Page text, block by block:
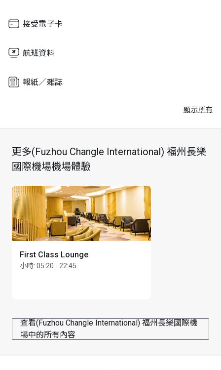
Sunday接受電子卡
航班資料
報紙／雜誌
顯示所有
更多(Fuzhou Changle International) 福州長樂
國際機場機場體驗
First Class Lounge
小時: 05:20 - 22:45
查看(Fuzhou Changle International) 福州長樂國際機
場中的所有內容